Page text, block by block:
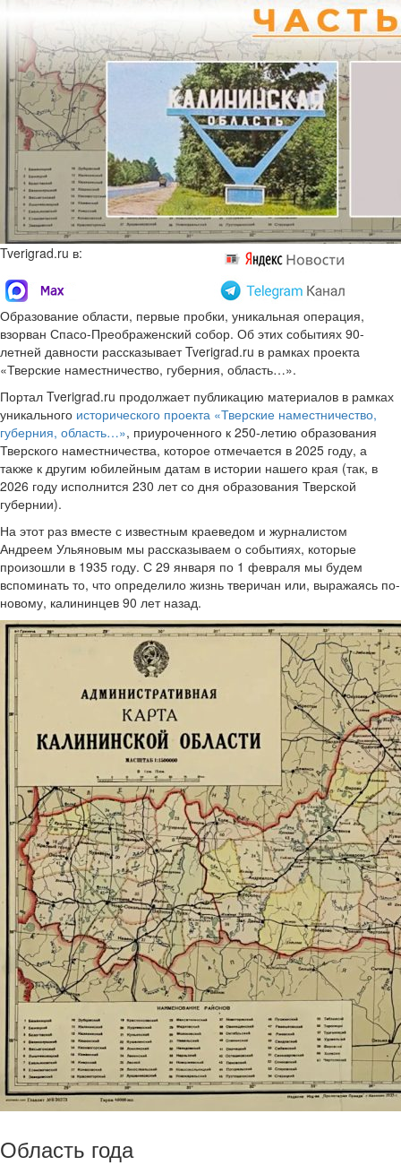
Tverigrad.ru в:
Образование области, первые пробки, уникальная операция,
взорван Спасо-Преображенский собор. Об этих событиях 90-
летней давности рассказывает Tverigrad.ru в рамках проекта
«Тверские наместничество, губерния, область…».
Портал Tverigrad.ru продолжает публикацию материалов в рамках
уникального исторического проекта «Тверские наместничество,
губерния, область…», приуроченного к 250-летию образования
Тверского наместничества, которое отмечается в 2025 году, а
также к другим юбилейным датам в истории нашего края (так, в
2026 году исполнится 230 лет со дня образования Тверской
губернии).
На этот раз вместе с известным краеведом и журналистом
Андреем Ульяновым мы рассказываем о событиях, которые
произошли в 1935 году. С 29 января по 1 февраля мы будем
вспоминать то, что определило жизнь тверичан или, выражаясь по-
новому, калининцев 90 лет назад.
Область года